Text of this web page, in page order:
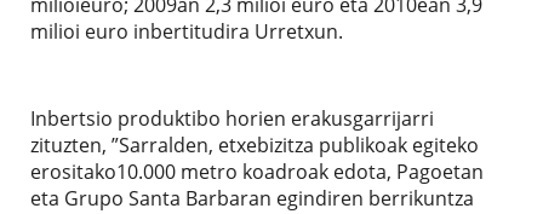
milioi euro inbertitudira Urretxun.
Inbertsio produktibo horien erakusgarrijarri
zituzten, ”Sarralden, etxebizitza publikoak egiteko
erositako10.000 metro koadroak edota, Pagoetan
eta Grupo Santa Barbaran egindiren berrikuntza